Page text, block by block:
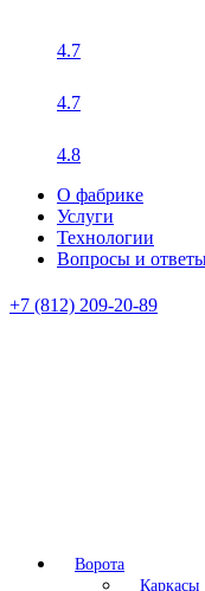
4.7
4.7
4.8
О фабрике
Услуги
Технологии
Вопросы и
+7 (812) 209-20-89
Ворота
Каркасы